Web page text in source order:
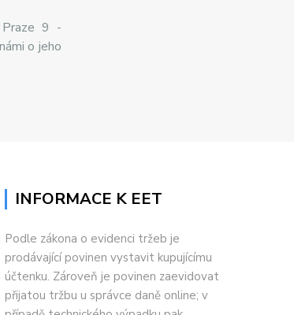
9 -
o jeho
INFORMACE K EET
Podle zákona o evidenci tržeb je
prodávající povinen vystavit kupujícímu
účtenku. Zároveň je povinen zaevidovat
přijatou tržbu u správce daně online; v